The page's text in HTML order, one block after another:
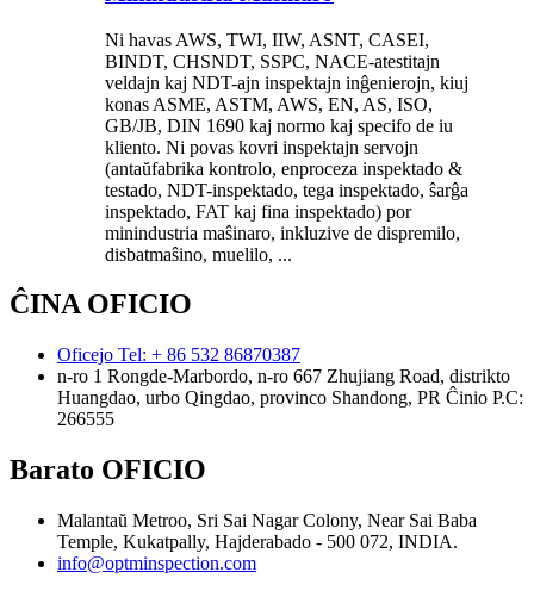
Ni havas AWS, TWI, IIW, ASNT, CASEI,
BINDT, CHSNDT, SSPC, NACE-atestitajn
veldajn kaj NDT-ajn inspektajn inĝenierojn, kiuj
konas ASME, ASTM, AWS, EN, AS, ISO,
GB/JB, DIN 1690 kaj normo kaj specifo de iu
kliento. Ni povas kovri inspektajn servojn
(antaŭfabrika kontrolo, enproceza inspektado &
testado, NDT-inspektado, tega inspektado, ŝarĝa
inspektado, FAT kaj fina inspektado) por
minindustria maŝinaro, inkluzive de dispremilo,
disbatmaŝino, muelilo, ...
ĈINA OFICIO
Oficejo Tel: + 86 532 86870387
n-ro 1 Rongde-Marbordo, n-ro 667 Zhujiang Road, distrikto
Huangdao, urbo Qingdao, provinco Shandong, PR Ĉinio Р.С:
266555
Barato OFICIO
Malantaŭ Metroo, Sri Sai Nagar Colony, Near Sai Baba
Temple, Kukatpally, Hajderabado - 500 072, INDIA.
info@optminspection.com